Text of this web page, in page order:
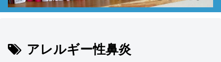
アレルギー性鼻炎